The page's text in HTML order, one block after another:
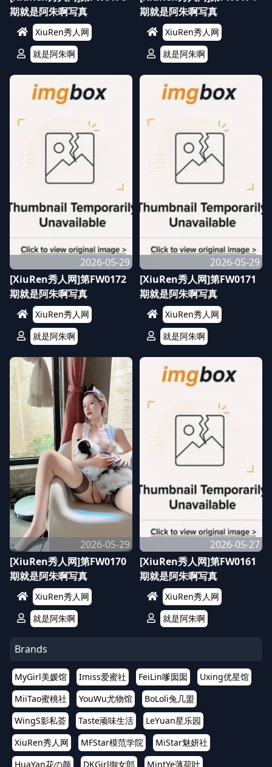
期就是阿朱啊写真
XiuRen秀人网
就是阿朱啊
期就是阿朱啊写真
XiuRen秀人网
就是阿朱啊
2026-05-29
[XiuRen秀人网]第FW0172
期就是阿朱啊写真
XiuRen秀人网
就是阿朱啊
2026-05-29
[XiuRen秀人网]第FW0171
期就是阿朱啊写真
XiuRen秀人网
就是阿朱啊
2026-05-29
[XiuRen秀人网]第FW0170
期就是阿朱啊写真
XiuRen秀人网
就是阿朱啊
2026-05-27
[XiuRen秀人网]第FW0161
期就是阿朱啊写真
XiuRen秀人网
就是阿朱啊
Brands
MyGirl美媛馆 Imiss爱蜜社 FeiLin嗲囡囡
Uxing优星馆
MiiTao蜜桃社
YouWu尤物馆
BoLoli兔几盟
WingS影私荟
Taste顽味生活
LeYuan星乐园
XiuRen秀人网
MFStar模范学院
MiStar魅妍社
HuaYan花の颜
DKGirl御女郎 MintYe薄荷叶